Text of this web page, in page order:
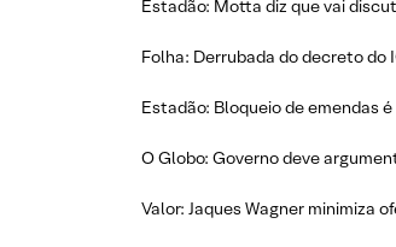
Estadão: Motta diz que vai
Folha: Derrubada do decreto do
Estadão: Bloqueio de emendas
O Globo: Governo deve
Valor: Jaques Wagner minimiza